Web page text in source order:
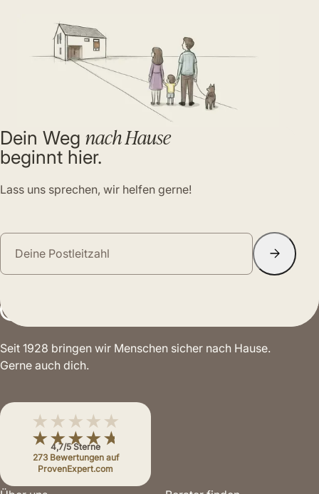
Dein Wegnach Hause
beginnt hier.
Lass uns sprechen, wir helfen gerne!
Seit 1928 bringen wir Menschen sicher nach Hause.
Gerne auch dich.
★★★★★
★★★★★
4,7/5 Sterne
273 Bewertungen auf
ProvenExpert.com